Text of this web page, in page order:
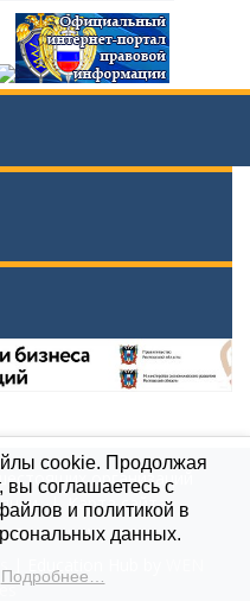
организаций
Карта сайта
2021
cookie. Продолжая
вы соглашаетесь с
и политикой в
данных.
Подробнее…